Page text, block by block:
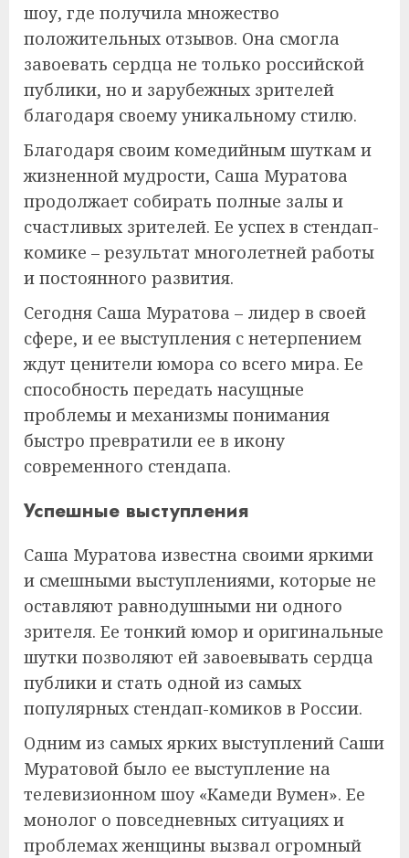
шоу, где получила множество
положительных отзывов. Она смогла
завоевать сердца не только российской
публики, но и зарубежных зрителей
благодаря своему уникальному стилю.
Благодаря своим комедийным шуткам и
жизненной мудрости, Саша Муратова
продолжает собирать полные залы и
счастливых зрителей. Ее успех в стендап-
комике – результат многолетней работы
и постоянного развития.
Сегодня Саша Муратова – лидер в своей
сфере, и ее выступления с нетерпением
ждут ценители юмора со всего мира. Ее
способность передать насущные
проблемы и механизмы понимания
быстро превратили ее в икону
современного стендапа.
Успешные выступления
Саша Муратова известна своими яркими
и смешными выступлениями, которые не
оставляют равнодушными ни одного
зрителя. Ее тонкий юмор и оригинальные
шутки позволяют ей завоевывать сердца
публики и стать одной из самых
популярных стендап-комиков в России.
Одним из самых ярких выступлений Саши
Муратовой было ее выступление на
телевизионном шоу «Камеди Вумен». Ее
монолог о повседневных ситуациях и
проблемах женщины вызвал огромный